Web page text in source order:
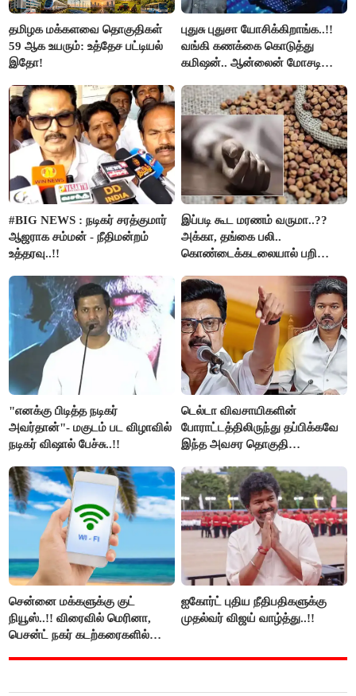
தமிழக மக்களவை தொகுதிகள்
59 ஆக உயரும்: உத்தேச பட்டியல்
இதோ!
புதுசு புதுசா யோசிக்கிறாங்க..!!
வங்கி கணக்கை கொடுத்து
கமிஷன்.. ஆன்லைன் மோசடி
கைது..!!
#BIG NEWS : நடிகர் சரத்குமார்
ஆஜராக சம்மன் - நீதிமன்றம்
உத்தரவு..!!
இப்படி கூட மரணம் வருமா..??
அக்கா, தங்கை பலி..
கொண்டைக்கடலையால் பறிபோன
"எனக்கு பிடித்த நடிகர்
அவர்தான்"- மகுடம் பட விழாவில்
நடிகர் விஷால் பேச்சு..!!
டெல்டா விவசாயிகளின்
போராட்டத்திலிருந்து தப்பிக்கவே
இந்த அவசர தொகுதி
அரங்கேற்றுகிறார் முதலமைச்சர் -
திமுக ஐடி விங்..!!
சென்னை மக்களுக்கு குட்
நியூஸ்..!! விரைவில் மெரினா,
பெசன்ட் நகர் கடற்கரைகளில்
ஐகோர்ட் புதிய நீதிபதிகளுக்கு
முதல்வர் விஜய் வாழ்த்து..!!